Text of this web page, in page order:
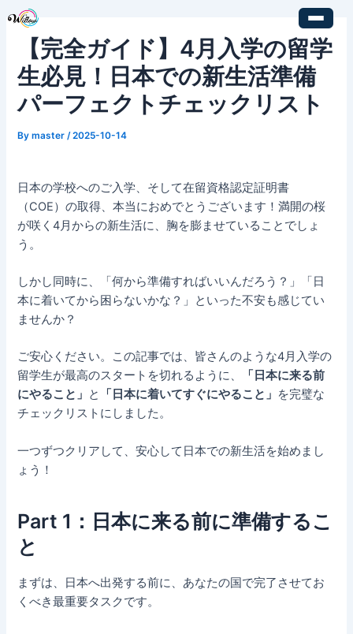
【完全ガイド】4月入学の留学
生必見！日本での新生活準備
パーフェクトチェックリスト
Bymaster /2025-10-14
日本の学校へのご入学、そして在留資格認定証明書
（COE）の取得、本当におめでとうございます！満開の桜
が咲く4月からの新生活に、胸を膨ませていることでしょ
う。
しかし同時に、「何から準備すればいいんだろう？」「日
本に着いてから困らないかな？」といった不安も感じてい
ませんか？
ご安心ください。この記事では、皆さんのような4月入学の
留学生が最高のスタートを切れるように、
「日本に来る前
にやること」 と 「日本に着いてすぐにやること」 を完璧な
チェックリストにしました。
一つずつクリアして、安心して日本での新生活を始めまし
ょう！
Part 1：日本に来る前に準備するこ
と
まずは、日本へ出発する前に、あなたの国で完了させてお
くべき最重要タスクです。
Post
navigation